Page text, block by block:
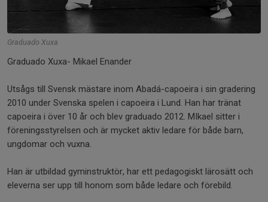
Graduado Xuxa
Graduado Xuxa- Mikael Enander
Utsågs till Svensk mästare inom Abadá-capoeira i sin gradering
2010 under Svenska spelen i capoeira i Lund. Han har tränat
capoeira i över 10 år och blev graduado 2012. MIkael sitter i
föreningsstyrelsen och är mycket aktiv ledare för både barn,
ungdomar och vuxna.
Han är utbildad gyminstruktör, har ett pedagogiskt lärosätt och
eleverna ser upp till honom som både ledare och förebild.